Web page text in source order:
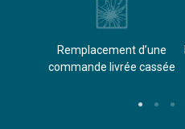
Remplacement d’une
commande livrée cassée​